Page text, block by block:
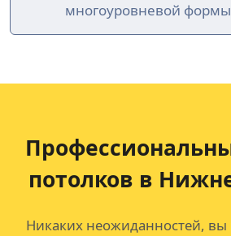
многоуровневой
потолков в
Никаких неожиданностей,